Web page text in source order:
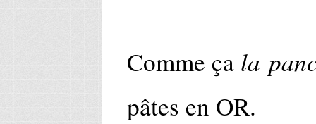
Comme ça la
pâtes en OR.